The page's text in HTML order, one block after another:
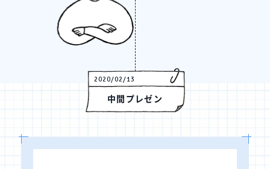
2020/02/13
中間プレゼン